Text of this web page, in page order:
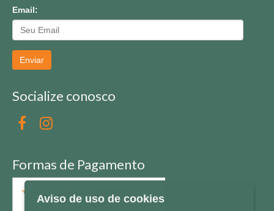
Email:
Enviar
Socialize conosco
Formas de Pagamento
Aviso de uso de cookies